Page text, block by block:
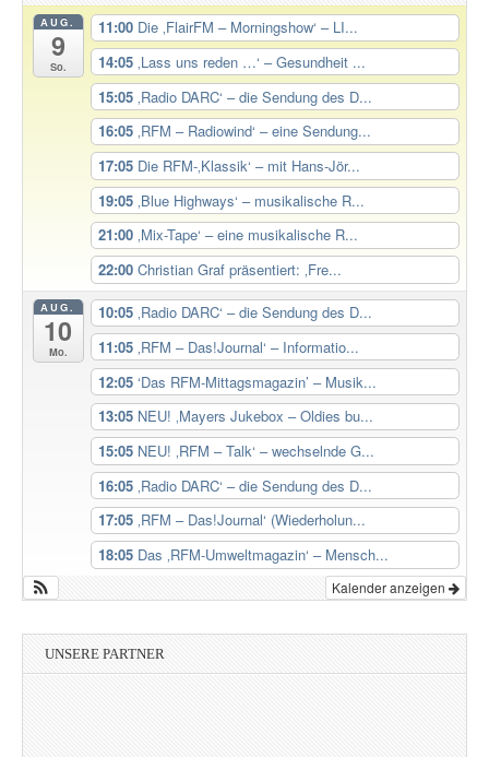
AUG.
9
So.
11:00 Die ‚FlairFM – Morningshow‘ – LI...
14:05 ‚Lass uns reden …‘ – Gesundheit ...
15:05 ‚Radio DARC‘ – die Sendung des D...
16:05 ‚RFM – Radiowind‘ – eine Sendung...
17:05 Die RFM-‚Klassik‘ – mit Hans-Jör...
19:05 ‚Blue Highways‘ – musikalische R...
21:00 ‚Mix-Tape‘ – eine musikalische R...
22:00 Christian Graf präsentiert: ‚Fre...
AUG.
10
Mo.
10:05 ‚Radio DARC‘ – die Sendung des D...
11:05 ‚RFM – Das!Journal‘ – Informatio...
12:05 ‘Das RFM-Mittagsmagazin’ – Musik...
13:05 NEU! ‚Mayers Jukebox – Oldies bu...
15:05 NEU! ‚RFM – Talk‘ – wechselnde G...
16:05 ‚Radio DARC‘ – die Sendung des D...
17:05 ‚RFM – Das!Journal‘ (Wiederholun...
18:05 Das ‚RFM-Umweltmagazin‘ – Mensch...
Kalender anzeigen
UNSERE PARTNER